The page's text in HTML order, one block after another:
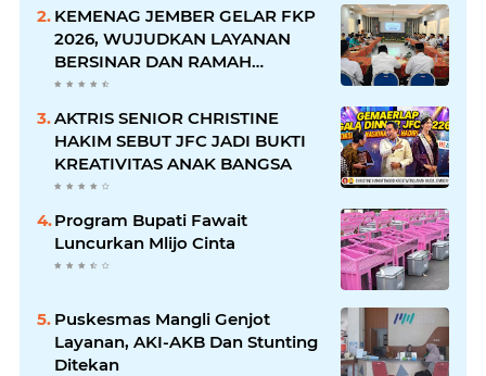
KEMENAG JEMBER GELAR FKP
2026, WUJUDKAN LAYANAN
BERSINAR DAN RAMAH
DISABILITAS
AKTRIS SENIOR CHRISTINE
HAKIM SEBUT JFC JADI BUKTI
KREATIVITAS ANAK BANGSA
Program Bupati Fawait
Luncurkan Mlijo Cinta
Puskesmas Mangli Genjot
Layanan, AKI-AKB Dan Stunting
Ditekan